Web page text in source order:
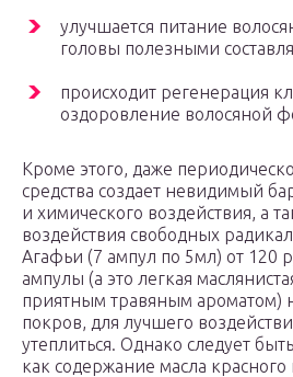
улучшается питание
головы полезными
происходит регенерация
оздоровление волосяной
Кроме этого, даже
средства создает невидимый
и химического воздействия, а
воздействия свободных
Агафьи (7 ампул по 5мл) от 120
ампулы (а это легкая
приятным травяным ароматом)
покров, для лучшего
утеплиться. Однако следует
как содержание масла